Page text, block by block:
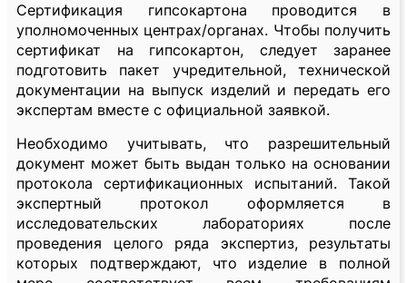
Сертификация гипсокартона проводится в
уполномоченных центрах/органах. Чтобы получить
сертификат на гипсокартон, следует заранее
подготовить пакет учредительной, технической
документации на выпуск изделий и передать его
экспертам вместе с официальной заявкой.
Необходимо учитывать, что разрешительный
документ может быть выдан только на основании
протокола сертификационных испытаний. Такой
экспертный протокол оформляется в
исследовательских лабораториях после
проведения целого ряда экспертиз, результаты
которых подтверждают, что изделие в полной